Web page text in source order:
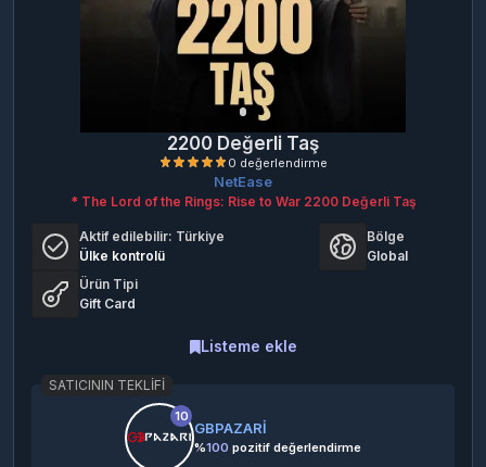
2200 Değerli Taş
NetEase
* The Lord of the Rings: Rise to War 2200 Değerli Taş
Aktif edilebilir: Türkiye
Ülke kontrolü
Bölge
Global
Ürün Tipi
Gift Card
Listeme ekle
SATICININ TEKLIFI
10
GBPAZARİ
%100 pozitif değerlendirme